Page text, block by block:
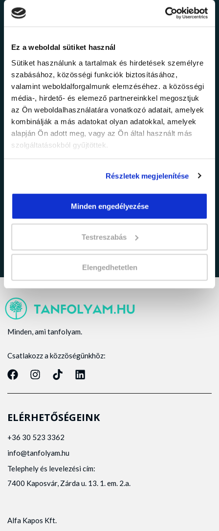
Ez a weboldal sütiket használ
Sütiket használunk a tartalmak és hirdetések személyre
szabásához, közösségi funkciók biztosításához,
valamint weboldalforgalmunk elemzéséhez. a közösségi
média-, hirdető- és elemező partnereinkkel megosztjuk
az Ön weboldalhasználatára vonatkozó adatait, amelyek
kombinálják a más adatokat olyan adatokkal, amelyek
alapján Ön adott meg, vagy az Ön által használt más
szolgáltatásokból gyűjtöttek.
Részletek megjelenítése
Minden engedélyezése
Testreszabás
Elengedhetetlen
Ne maradj le a
legfrissebb
információkról!
Értesülj elsőként legújabb tanfolyamainkról,
legfrissebb híreinkről és időszakos
promócióinkról.
adatkezelési tájékoztatóban
Minden, ami tanfolyam.
Csatlakozz a közzöségünkhöz:
ELÉRHETŐSÉGEINK
+36 30 523 3362
info@tanfolyam.hu
Telephely és levelezési cím:
7400 Kaposvár, Zárda u. 13. 1. em. 2.a.
Alfa Kapos Kft.